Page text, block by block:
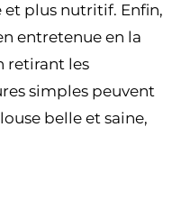
et plus nutritif. Enfin,
entretenue en la
retirant les
simples peuvent
belle et saine,